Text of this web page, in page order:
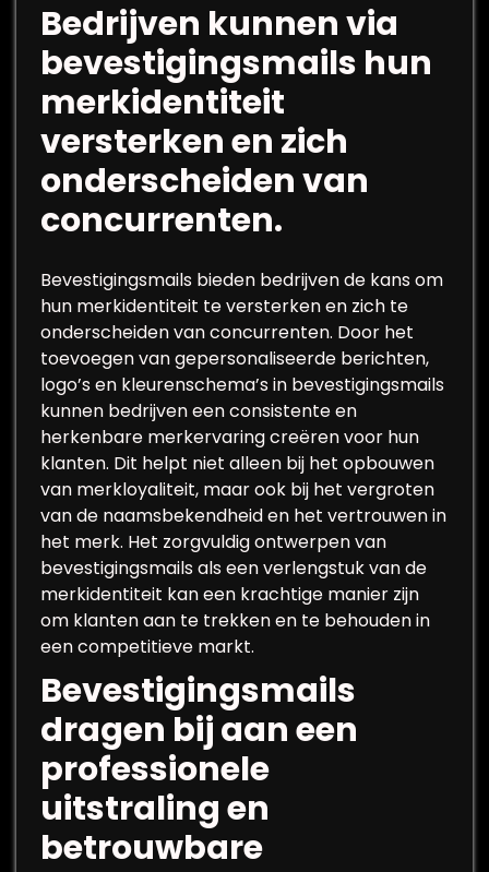
Bedrijven kunnen via
bevestigingsmails hun
merkidentiteit
versterken en zich
onderscheiden van
concurrenten.
Bevestigingsmails bieden bedrijven de kans om
hun merkidentiteit te versterken en zich te
onderscheiden van concurrenten. Door het
toevoegen van gepersonaliseerde berichten,
logo’s en kleurenschema’s in bevestigingsmails
kunnen bedrijven een consistente en
herkenbare merkervaring creëren voor hun
klanten. Dit helpt niet alleen bij het opbouwen
van merkloyaliteit, maar ook bij het vergroten
van de naamsbekendheid en het vertrouwen in
het merk. Het zorgvuldig ontwerpen van
bevestigingsmails als een verlengstuk van de
merkidentiteit kan een krachtige manier zijn
om klanten aan te trekken en te behouden in
een competitieve markt.
Bevestigingsmails
dragen bij aan een
professionele
uitstraling en
betrouwbare